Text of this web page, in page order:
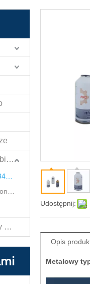
Puszki aerozolowe z blachy białej
Zawór i siłownik samoobrony Papper Spray
Udostępnij:
Opis
Metalowy